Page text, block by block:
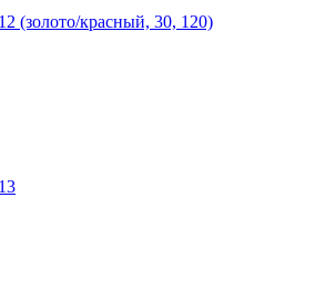
(золото/красный, 30, 120)